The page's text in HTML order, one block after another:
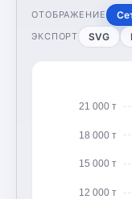
ОТОБРАЖЕНИЕ
ЭКСПОРТ SVG
12 000 т
15 000 т
18 000 т
21 000 т